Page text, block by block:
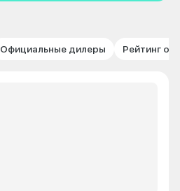
Официальные дилеры Рейтинг